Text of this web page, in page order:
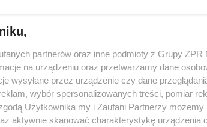
partnerów oraz inne podmioty z Grupy
na urządzeniu oraz przetwarzamy dane
wysyłane przez urządzenie czy dane
wybór spersonalizowanych treści, pomiar
Użytkownika my i Zaufani Partnerzy
aktywnie skanować charakterystykę urządzenia